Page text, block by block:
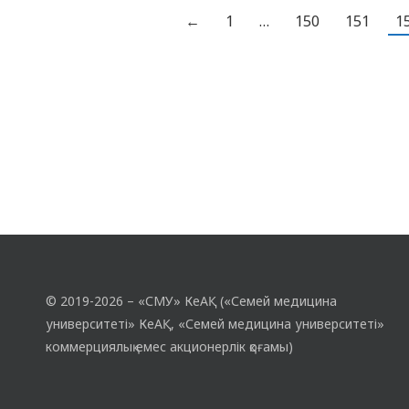
өтеді: қазақ күресі, шахмат, футзал,
← 1 … 150 151
© 2019-2026 – «СМУ» КеАҚ («Семей медицина
университеті» КеАҚ, «Семей медицина университеті»
коммерциялық емес акционерлік қоғамы)